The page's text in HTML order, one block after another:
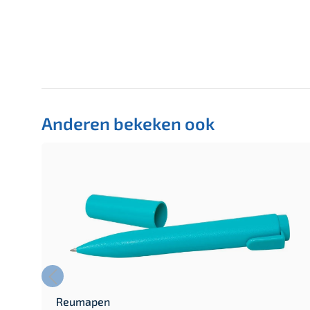
Anderen bekeken ook
Reumapen